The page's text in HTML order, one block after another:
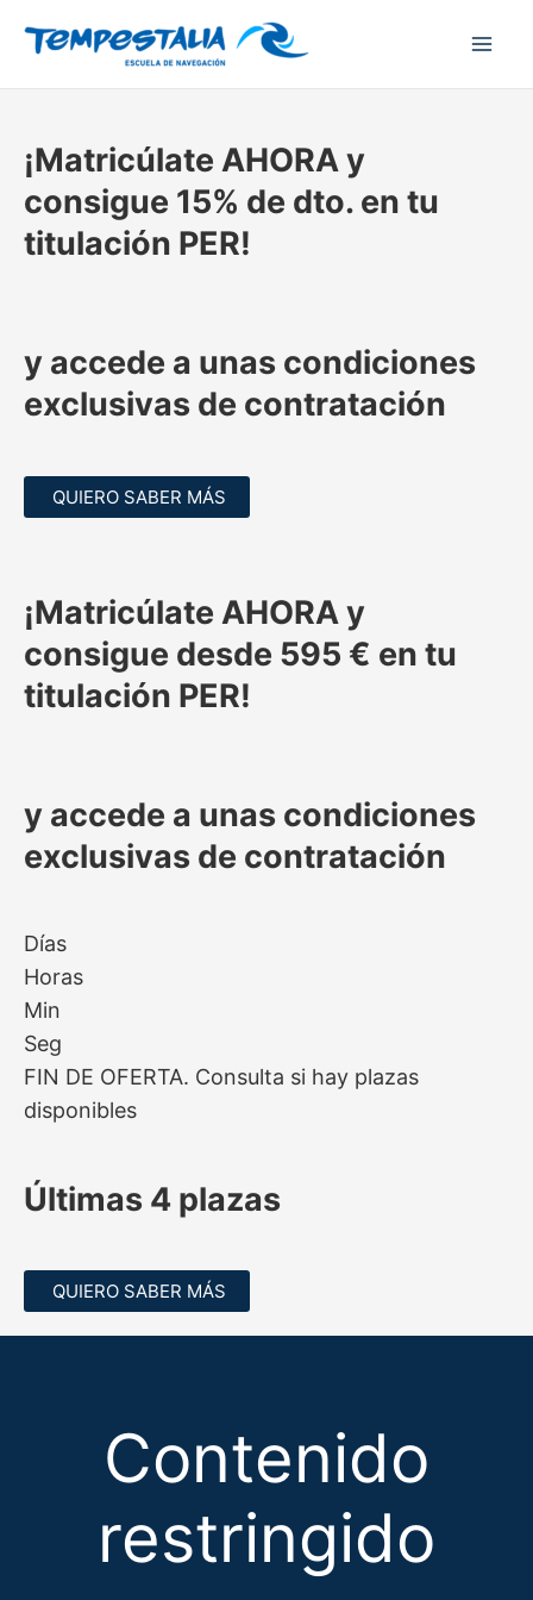
¡Matricúlate AHORA y
consigue 15% de dto. en tu
titulación PER!
y accede a unas condiciones
exclusivas de contratación
QUIERO SABER MÁS
¡Matricúlate AHORA y
consigue desde 595 € en tu
titulación PER!
y accede a unas condiciones
exclusivas de contratación
Días
Horas
Min
Seg
FIN DE OFERTA. Consulta si hay plazas
disponibles
Últimas 4 plazas
QUIERO SABER MÁS
Contenido
restringido